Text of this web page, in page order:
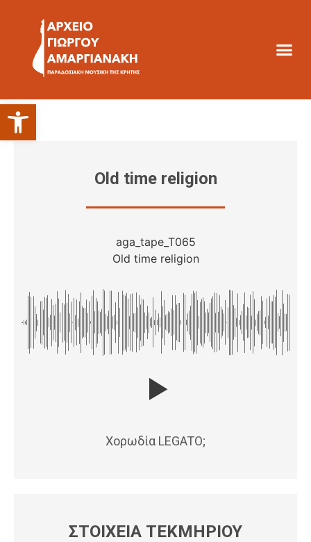
Ανοίξτε τη γραμμή εργαλείων
Old time religion
aga_tape_T065
Old time religion
Χορωδία LEGATO;
ΣΤΟΙΧΕΙΑ ΤΕΚΜΗΡΙΟΥ